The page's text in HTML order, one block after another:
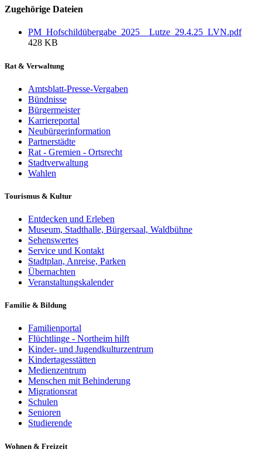
Zugehörige Dateien
PM_Hofschildübergabe_2025__Lutze_29.4.25_LVN.pdf
428 KB
Rat & Verwaltung
Amtsblatt-Presse-Vergaben
Bündnisse
Bürgermeister
Karriereportal
Neubürgerinformation
Partnerstädte
Rat - Gremien - Ortsrecht
Stadtverwaltung
Wahlen
Tourismus & Kultur
Entdecken und Erleben
Museum, Stadthalle, Bürgersaal, Waldbühne
Sehenswertes
Service und Kontakt
Stadtplan, Anreise, Parken
Übernachten
Veranstaltungskalender
Familie & Bildung
Familienportal
Flüchtlinge - Northeim hilft
Kinder- und Jugendkulturzentrum
Kindertagesstätten
Medienzentrum
Menschen mit Behinderung
Migrationsrat
Schulen
Senioren
Studierende
Wohnen & Freizeit